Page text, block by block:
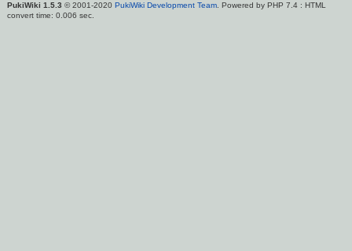
PukiWiki 1.5.3 © 2001-2020 PukiWiki Development Team. Powered by PHP 7.4 : HTML
convert time: 0.006 sec.